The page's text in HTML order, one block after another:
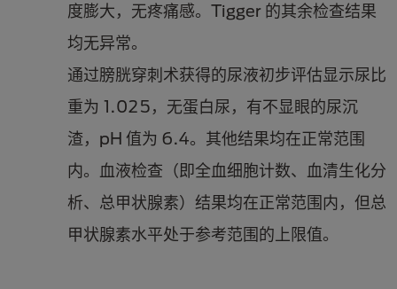
度膨大，无疼痛感。Tigger 的其余检查结果
均无异常。
通过膀胱穿刺术获得的尿液初步评估显示尿比
重为 1.025，无蛋白尿，有不显眼的尿沉
渣，pH 值为 6.4。其他结果均在正常范围
内。血液检查（即全血细胞计数、血清生化分
析、总甲状腺素）结果均在正常范围内，但总
甲状腺素水平处于参考范围的上限值。